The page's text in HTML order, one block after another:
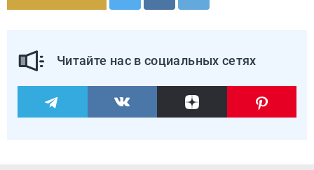
Читайте нас в социальных сетях